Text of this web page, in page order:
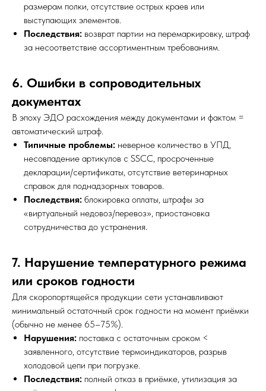
размерам полки, отсутствие острых краев или
выступающих элементов.
Последствия: возврат партии на перемаркировку, штраф
за несоответствие ассортиментным требованиям.
6. Ошибки в сопроводительных
документах
В эпоху ЭДО расхождения между документами и фактом =
автоматический штраф.
Типичные проблемы: неверное количество в УПД,
несовпадение артикулов с SSCC, просроченные
декларации/сертификаты, отсутствие ветеринарных
справок для поднадзорных товаров.
Последствия: блокировка оплаты, штрафы за
«виртуальный недовоз/перевоз», приостановка
сотрудничества до устранения.
7. Нарушение температурного режима
или сроков годности
Для скоропортящейся продукции сети устанавливают
минимальный остаточный срок годности на момент приёмки
(обычно не менее 65–75%).
Нарушения: поставка с остаточным сроком <
заявленного, отсутствие термоиндикаторов, разрыв
холодовой цепи при погрузке.
Последствия: полный отказ в приёмке, утилизация за